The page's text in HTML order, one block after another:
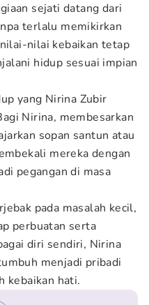
sejati datang dari
terlalu memikirkan
nilai kebaikan tetap
hidup sesuai impian
yang Nirina Zubir
Nirina, membesarkan
sopan santun atau
mereka dengan
pegangan di masa
pada masalah kecil,
perbuatan serta
diri sendiri, Nirina
menjadi pribadi
kebaikan hati.